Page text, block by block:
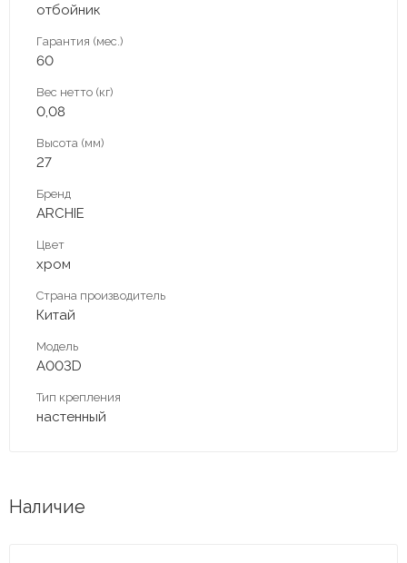
отбойник
Гарантия (мес.)
60
Вес нетто (кг)
0,08
Высота (мм)
27
Бренд
ARCHIE
Цвет
хром
Страна производитель
Китай
Модель
А003D
Тип крепления
настенный
Наличие